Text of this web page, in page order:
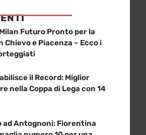
Futuro Pronto per la
Chievo e Piacenza – Ecco i
il Record: Miglior
nella Coppa di Lega con 14
ad Antognoni: Fiorentina